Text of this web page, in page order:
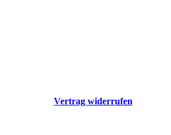
Vertrag widerrufen